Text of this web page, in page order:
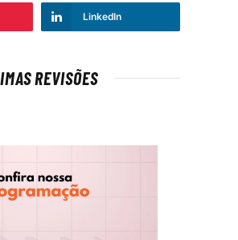
LinkedIn
REVISÕES